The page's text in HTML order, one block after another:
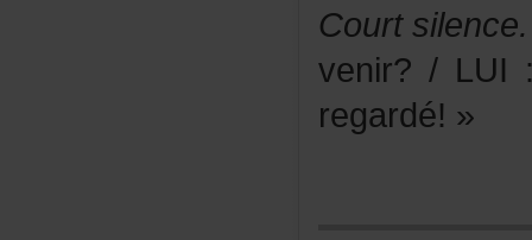
Courtsilence.
venir?/
regardé!»